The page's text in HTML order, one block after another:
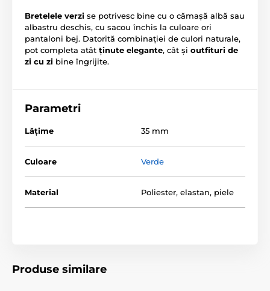
Bretelele verzi se potrivesc bine cu o cămașă albă sau
albastru deschis, cu sacou închis la culoare ori
pantaloni bej. Datorită combinației de culori naturale,
pot completa atât ținute elegante, cât și outfituri de
zi cu zi bine îngrijite.
Parametri
Lăţime 35 mm
Culoare Verde
Material Poliester, elastan, piele
Produse similare